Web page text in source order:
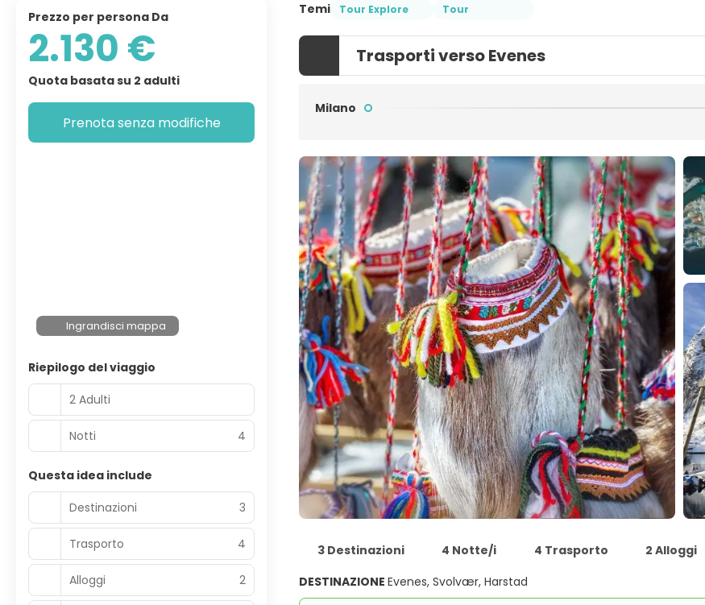
Temi Tour Explore Tour
Trasporti verso Evenes
Milano
3 Destinazioni 4 Notte/i 4 Trasporto
2 Alloggi
DESTINAZIONE Evenes, Svolvær, Harstad
Prezzo per persona Da
2.130 €
Quota basata su 2 adulti
Prenota senza modifiche
Ingrandisci mappa
Riepilogo del viaggio
2 Adulti
Notti 4
Questa idea include
Destinazioni
3
Trasporto 4
Alloggi 2